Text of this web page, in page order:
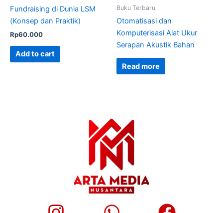
Fundraising di Dunia LSM
(Konsep dan Praktik)
Rp60.000
Add to cart
Buku Terbaru
Otomatisasi dan
Komputerisasi Alat Ukur
Serapan Akustik Bahan
Read more